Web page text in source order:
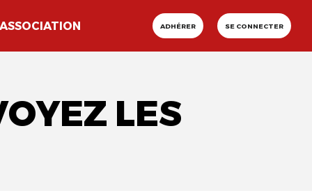
ASSOCIATION ADHÉRER SE CONNECTER
LES